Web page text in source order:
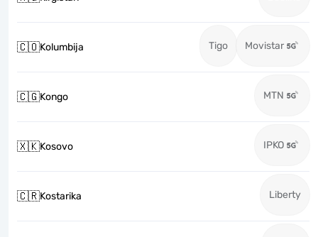
🇨🇴Kolumbija Tigo Movistar
🇨🇬Kongo MTN
🇽🇰Kosovo IPKO
🇨🇷Kostarika Liberty